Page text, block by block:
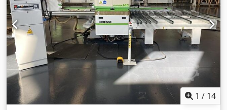
1 / 14